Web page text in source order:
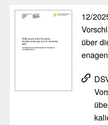
12/​
über